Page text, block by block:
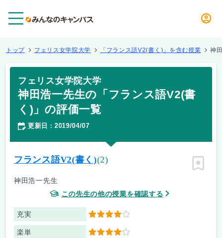
トップ フェリス女学院大学 「フランス語V2(書く)」を含む授業 神
フェリス女学院大学
神田浩一先生の「フランス語V2(書
く)」の評価一覧
更新日 ： 2019/04/07
フランス語V2(書く)(2)
神田浩一先生
この先生の他の授業を確認する
充実 4
楽単 4
ピン留